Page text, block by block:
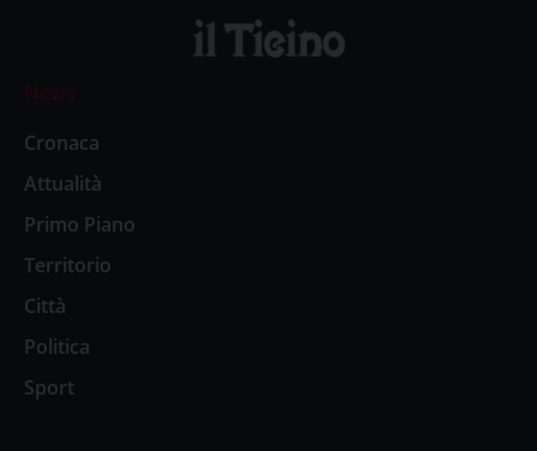
News
Cronaca
Attualità
Primo Piano
Territorio
Città
Politica
Sport